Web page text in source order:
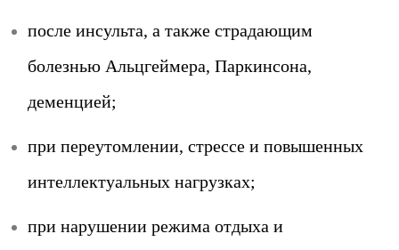
после инсульта, а также страдающим
болезнью Альцгеймера, Паркинсона,
деменцией;
при переутомлении, стрессе и повышенных
интеллектуальных нагрузках;
при нарушении режима отдыха и